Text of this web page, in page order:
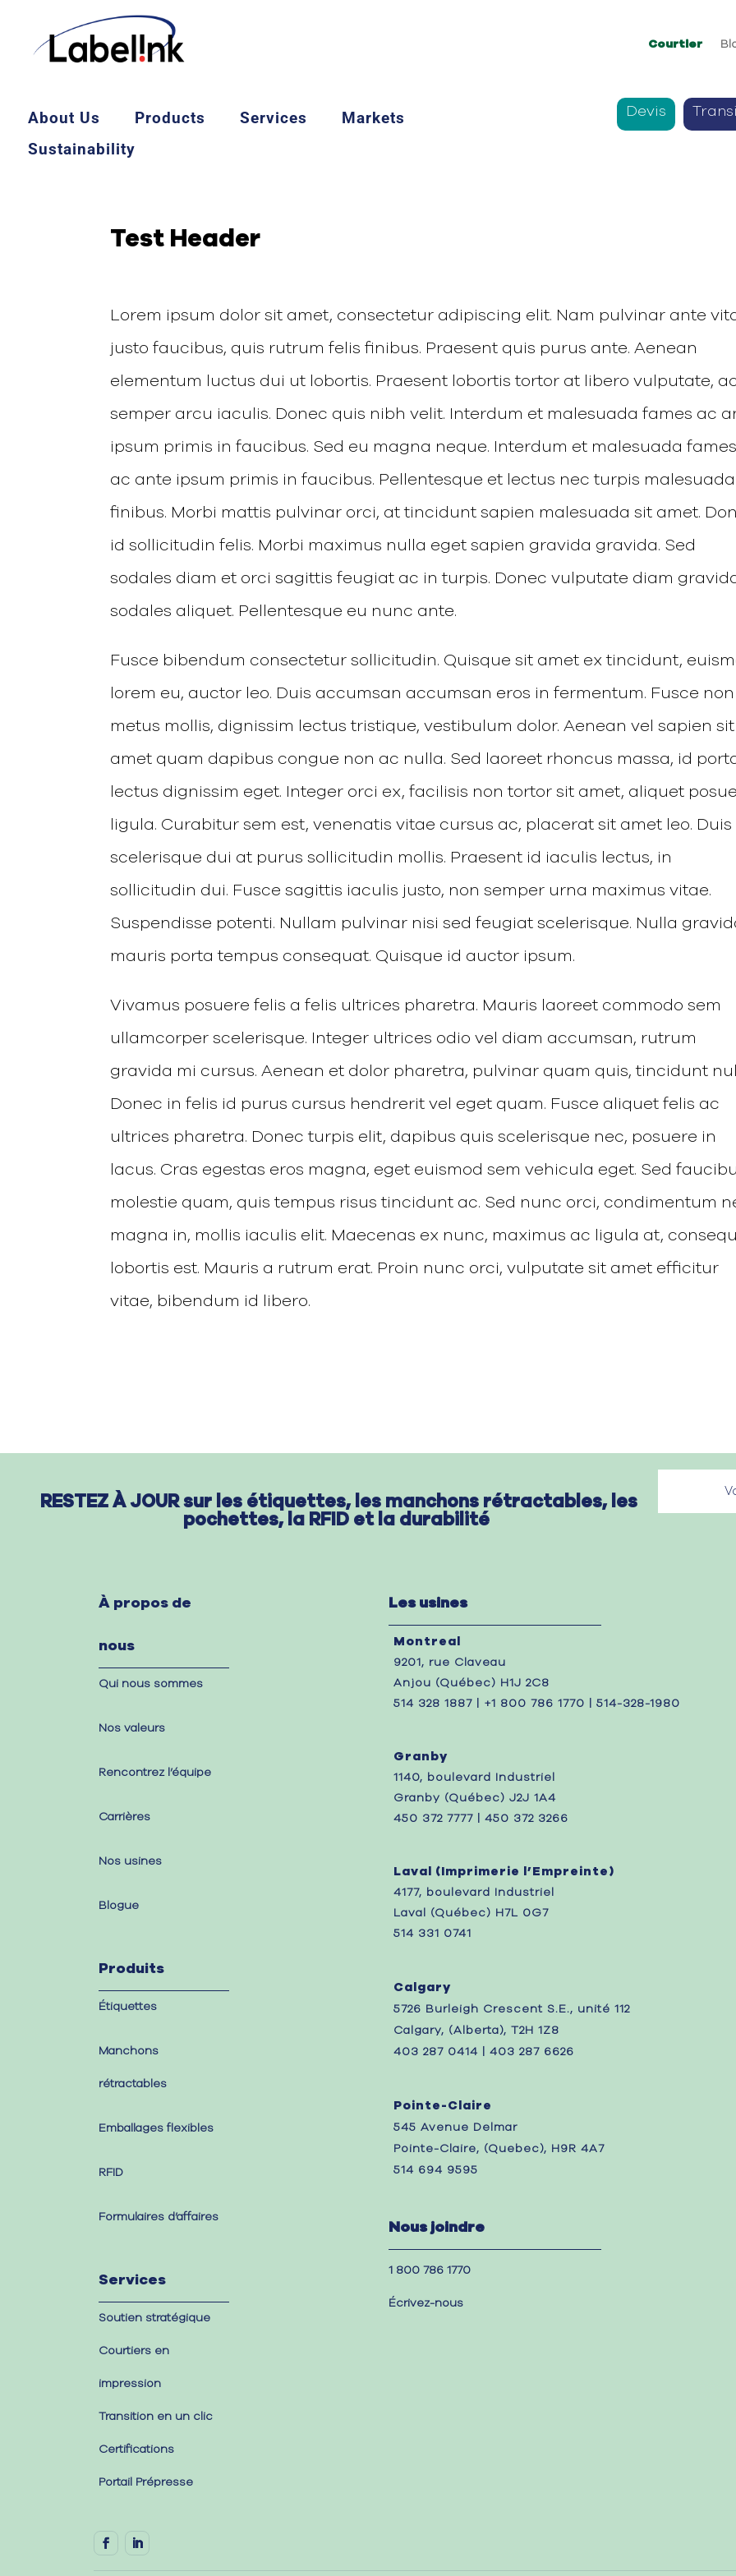
Courtier
About Us Products Services
Markets
Sustainability
Devis
Test Header
Lorem ipsum dolor sit amet, consectetur adipiscing elit. Nam pulvinar ante
justo faucibus, quis rutrum felis finibus. Praesent quis purus ante. Aenean
elementum luctus dui ut lobortis. Praesent lobortis tortor at libero vulputate,
semper arcu iaculis. Donec quis nibh velit. Interdum et malesuada fames ac
ipsum primis in faucibus. Sed eu magna neque. Interdum et malesuada fames
ac ante ipsum primis in faucibus. Pellentesque et lectus nec turpis malesuada
finibus. Morbi mattis pulvinar orci, at tincidunt sapien malesuada sit amet.
id sollicitudin felis. Morbi maximus nulla eget sapien gravida gravida. Sed
sodales diam et orci sagittis feugiat ac in turpis. Donec vulputate diam
sodales aliquet. Pellentesque eu nunc ante.
Fusce bibendum consectetur sollicitudin. Quisque sit amet ex tincidunt,
lorem eu, auctor leo. Duis accumsan accumsan eros in fermentum. Fusce non
metus mollis, dignissim lectus tristique, vestibulum dolor. Aenean vel sapien sit
amet quam dapibus congue non ac nulla. Sed laoreet rhoncus massa, id
lectus dignissim eget. Integer orci ex, facilisis non tortor sit amet, aliquet
ligula. Curabitur sem est, venenatis vitae cursus ac, placerat sit amet leo. Duis
scelerisque dui at purus sollicitudin mollis. Praesent id iaculis lectus, in
sollicitudin dui. Fusce sagittis iaculis justo, non semper urna maximus vitae.
Suspendisse potenti. Nullam pulvinar nisi sed feugiat scelerisque. Nulla
mauris porta tempus consequat. Quisque id auctor ipsum.
Vivamus posuere felis a felis ultrices pharetra. Mauris laoreet commodo sem
ullamcorper scelerisque. Integer ultrices odio vel diam accumsan, rutrum
gravida mi cursus. Aenean et dolor pharetra, pulvinar quam quis, tincidunt
Donec in felis id purus cursus hendrerit vel eget quam. Fusce aliquet felis ac
ultrices pharetra. Donec turpis elit, dapibus quis scelerisque nec, posuere in
lacus. Cras egestas eros magna, eget euismod sem vehicula eget. Sed
molestie quam, quis tempus risus tincidunt ac. Sed nunc orci, condimentum
magna in, mollis iaculis elit. Maecenas ex nunc, maximus ac ligula at,
lobortis est. Mauris a rutrum erat. Proin nunc orci, vulputate sit amet efficitur
vitae, bibendum id libero.
RESTEZ À JOUR sur les étiquettes, les manchons rétractables, les
pochettes,la RFID et la durabilité
À propos de
nous
Qui nous sommes
Nos valeurs
Rencontrez l’équipe
Carrières
Nos usines
Blogue
Produits
Étiquettes
Manchons
rétractables
Emballages flexibles
RFID
Formulaires d’affaires
Services
Soutien stratégique
Courtiers en
impression
Transition en un clic
Certifications
Portail Prépresse
Les usines
Montreal
9201, rue Claveau
Anjou (Québec) H1J 2C8
514 328 1887 | +1 800 786 1770 | 514-328-1980
Granby
1140, boulevard Industriel
Granby (Québec) J2J 1A4
450 372 7777 | 450 372 3266
Laval ( Imprimerie l’Empreinte)
4177, boulevard Industriel
Laval (Québec) H7L 0G7
514 331 0741
Calgary
5726 Burleigh Crescent S.E., unité 112
Calgary, (Alberta), T2H 1Z8
403 287 0414 | 403 287 6626
Pointe-Claire
545 Avenue Delmar
Pointe-Claire, (Quebec), H9R 4A7
514 694 9595
Nous joindre
1 800 786 1770
Écrivez-nous